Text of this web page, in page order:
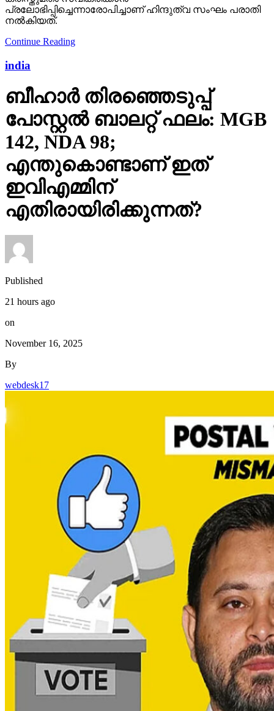
പ്രലോഭിപ്പിച്ചെന്നാരോപിച്ചാണ് ഹിന്ദുത്വ സംഘം പരാതി
നല്‍കിയത്.
Continue Reading
india
ബീഹാർ തിരഞ്ഞെടുപ്പ്
പോസ്റ്റൽ ബാലറ്റ് ഫലം: MGB
142, NDA 98;
എന്തുകൊണ്ടാണ് ഇത്
ഇവിഎമ്മിന്
എതിരായിരിക്കുന്നത്?
Published
21 hours ago
on
November 16, 2025
By
webdesk17